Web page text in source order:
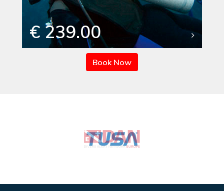
€ 239.00
Book Now